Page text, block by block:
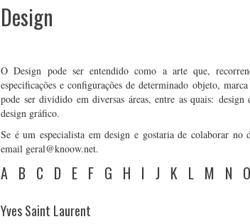
Design
O Design pode ser entendido como a arte que,
especificações e configurações de determinado objeto,
pode ser dividido em diversas áreas, entre as quais:
design gráfico.
Se é um especialista em design e gostaria de colaborar no
email geral@knoow.net.
A B C D E F G H I J K L M N O
Yves Saint Laurent